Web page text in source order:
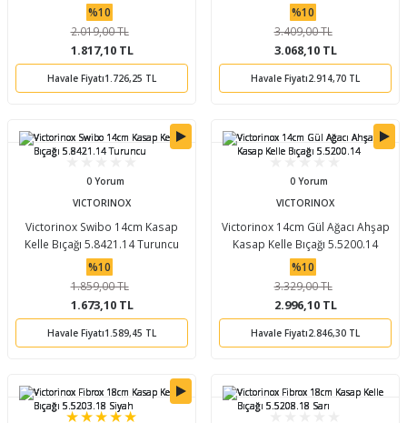
%10
2.019,00 TL
1.817,10 TL
Havale Fiyatı1.726,25 TL
%10
3.409,00 TL
3.068,10 TL
Havale Fiyatı2.914,70 TL
0 Yorum
VICTORINOX
Victorinox Swibo 14cm Kasap
Kelle Bıçağı 5.8421.14 Turuncu
%10
1.859,00 TL
1.673,10 TL
Havale Fiyatı1.589,45 TL
0 Yorum
VICTORINOX
Victorinox 14cm Gül Ağacı Ahşap
Kasap Kelle Bıçağı 5.5200.14
%10
3.329,00 TL
2.996,10 TL
Havale Fiyatı2.846,30 TL